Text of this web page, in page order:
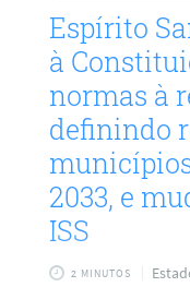
Espírito
à
normas à
definindo
2033, e
ISS
2 MINUTOS